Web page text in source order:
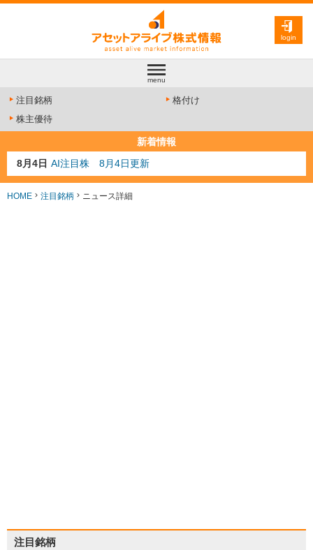
login
menu
注目銘柄
格付け
株主優待
新着情報
8月4日 AI注目株 8月4日更新
8月3日 人気業種注目株 8月3日更新
8月2日 金融注目株 8月2日更新
HOME 注目銘柄 ニュース詳細
注目銘柄